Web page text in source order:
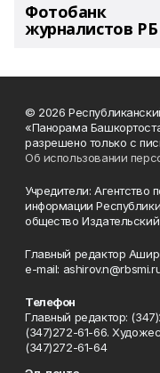
Фотобанк
журналистов РБ
© 2026
«Панорама
разрешено только с
Об использовании
Учредители: Агентство
информации
общество
Главный редактор
e-mail:
Телефон
Главный редактор:
(347)272-61-66.
(347)272-61-64